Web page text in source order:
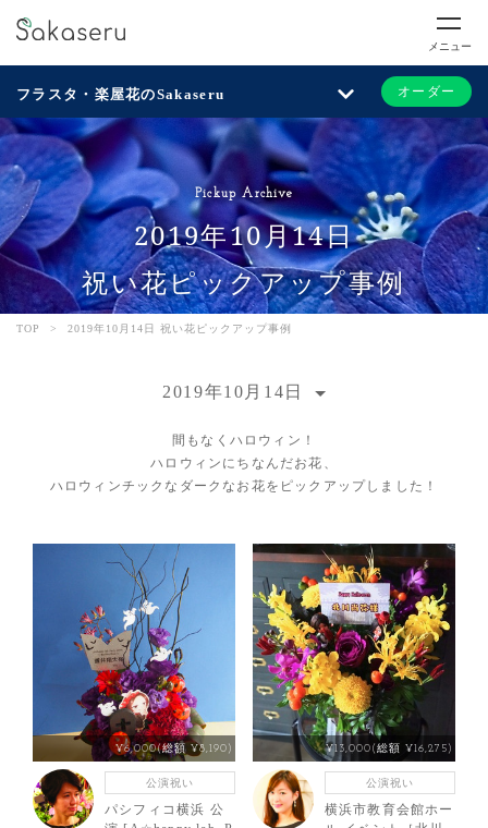
メニュー
フラスタ・楽屋花のSakaseru オーダー
Pickup Archive
2019年10月14日
祝い花ピックアップ事例
TOP > 2019年10月14日 祝い花ピックアップ事例
2019年10月14日
間もなくハロウィン！
ハロウィンにちなんだお花、
ハロウィンチックなダークなお花をピックアップしました！
¥6,000(総額 ¥8,190)
公演祝い
パシフィコ横浜 公
¥13,000(総額 ¥16,275)
公演祝い
横浜市教育会館ホー